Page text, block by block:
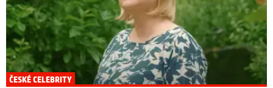
ČESKÉ CELEBRITY